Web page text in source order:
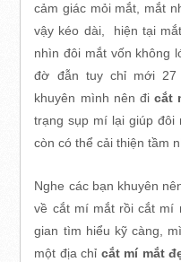
cảm giác mỏi mắt, mắt
vậy kéo dài, hiện tại
nhìn đôi mắt vốn không
đờ đẫn tuy chỉ mới 27
khuyên mình nên đi cắt
trạng sụp mí lại giúp đôi
còn có thể cải thiện tầm
Nghe các bạn khuyên
về cắt mí mắt rồi cắt mí
gian tìm hiểu kỹ càng,
một địa chỉ cắt mí mắt